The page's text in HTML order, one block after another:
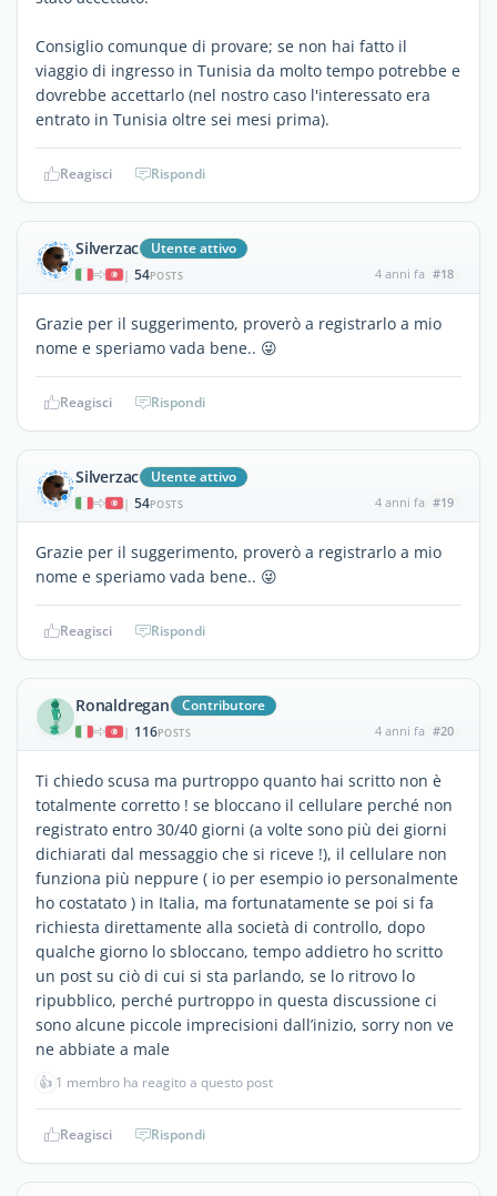
Consiglio comunque di provare; se non hai fatto il
viaggio di ingresso in Tunisia da molto tempo potrebbe e
dovrebbe accettarlo (nel nostro caso l'interessato era
entrato in Tunisia oltre sei mesi prima).
Reagisci Rispondi
Silverzac Utente attivo
| 54POSTS 4 anni fa #18
Grazie per il suggerimento, proverò a registrarlo a mio
nome e speriamo vada bene.. 😜
Reagisci Rispondi
Silverzac Utente attivo
| 54POSTS 4 anni fa #19
Grazie per il suggerimento, proverò a registrarlo a mio
nome e speriamo vada bene.. 😜
Reagisci Rispondi
Ronaldregan Contributore
| 116POSTS 4 anni fa #20
Ti chiedo scusa ma purtroppo quanto hai scritto non è
totalmente corretto ! se bloccano il cellulare perché non
registrato entro 30/40 giorni (a volte sono più dei giorni
dichiarati dal messaggio che si riceve !), il cellulare non
funziona più neppure ( io per esempio io personalmente
ho costatato ) in Italia, ma fortunatamente se poi si fa
richiesta direttamente alla società di controllo, dopo
qualche giorno lo sbloccano, tempo addietro ho scritto
un post su ciò di cui si sta parlando, se lo ritrovo lo
ripubblico, perché purtroppo in questa discussione ci
sono alcune piccole imprecisioni dall’inizio, sorry non ve
ne abbiate a male
👍 1 membro ha reagito a questo post
Reagisci Rispondi